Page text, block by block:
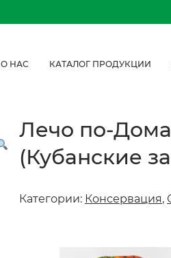
О НАС КАТАЛОГ ПРОДУКЦИИ
Лечо по-
(Кубанские
Категории: Консервация,